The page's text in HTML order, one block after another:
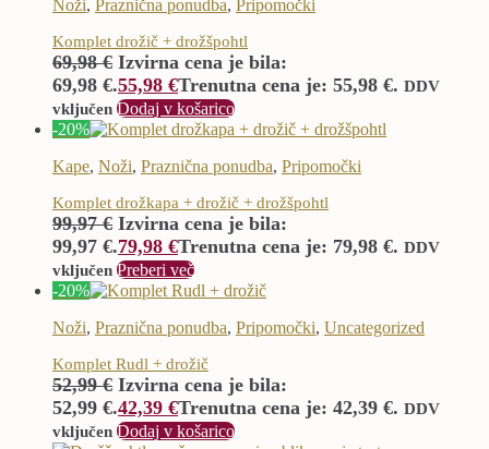
Noži, Praznična ponudba, Pripomočki
Komplet drožič + drožšpohtl
69,98€ Izvirna cena je bila:
69,98 €.55,98 €Trenutna cena je: 55,98 €. DDV
vključen Dodaj v košarico
-20%
Kape, Noži, Praznična ponudba, Pripomočki
Komplet drožkapa + drožič + drožšpohtl
99,97€ Izvirna cena je bila:
99,97 €.79,98 €Trenutna cena je: 79,98 €. DDV
vključen Preberi več
-20%
Noži, Praznična ponudba, Pripomočki, Uncategorized
Komplet Rudl + drožič
52,99€ Izvirna cena je bila:
52,99 €.42,39 €Trenutna cena je: 42,39 €. DDV
vključen Dodaj v košarico